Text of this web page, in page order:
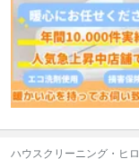
ハウスクリーニング・ヒロ